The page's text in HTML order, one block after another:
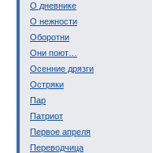
О дневнике
О нежности
Оборотни
Они поют…
Осенние дрязги
Остряки
Пар
Патриот
Первое апреля
Переводчица